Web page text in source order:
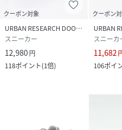
より、実際の色味と異なっ
ご了承ください。
※商品の色味の目安は、商
▼お気に入り登録のおす
お気に入り登録された商
お買い物リストの管理に
クーポン対象
URBAN RESEARCH DOORS
スニーカー
12,980円
118ポイント(1倍)
クーポン
スニーカ
11,682
106ポイ